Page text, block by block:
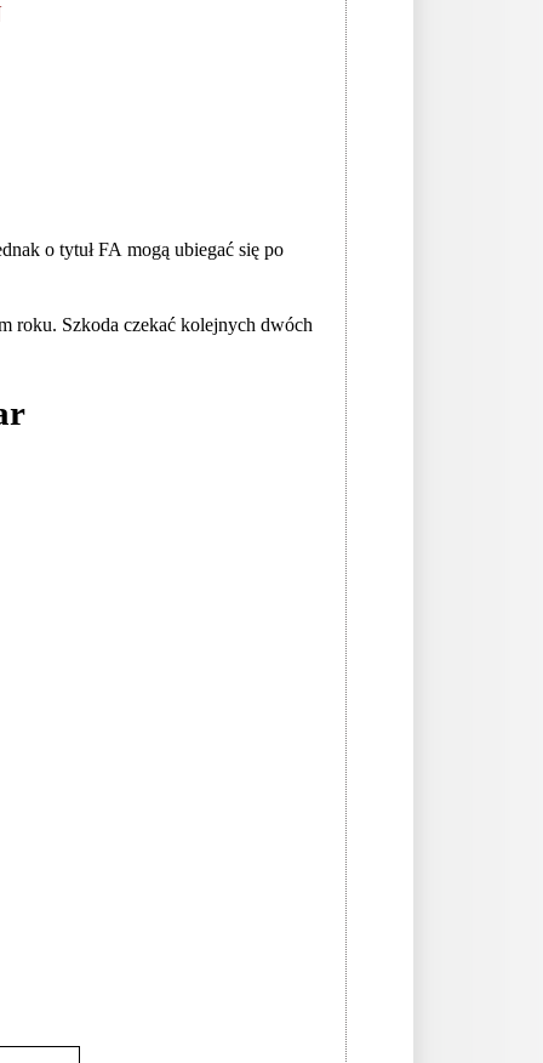
o tytuł FA mogą ubiegać się po
roku. Szkoda czekać kolejnych dwóch